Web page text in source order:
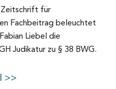
für
Fachbeitrag beleuchtet
Liebel die
Judikatur zu § 38 BWG.
>>